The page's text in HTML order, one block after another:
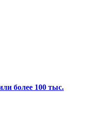
более 100 тыс.